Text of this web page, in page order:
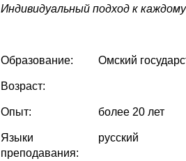
Индивидуальный подход к каждому
Образование: Омский
Возраст:
Опыт: более 20 лет
Языки
преподавания:
русский